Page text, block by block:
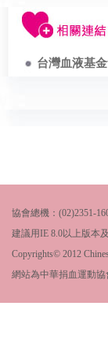
台灣血液基
協會總機：(02)2351-
建議用IE 8.0以上版本
Copyrights© 2012
網站為中華捐血運動